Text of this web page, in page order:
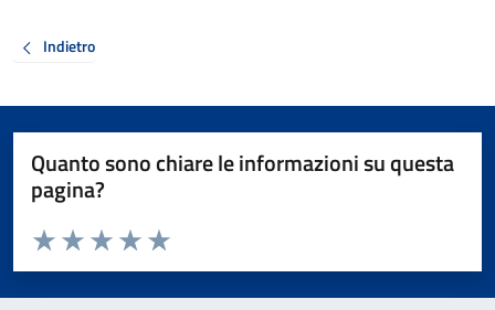
Indietro
Quanto sono chiare le informazioni su questa
pagina?
Valuta da 1 a 5 stelle la pagina
Valuta 5 stelle su 5
Valuta 4 stelle su 5
Valuta 3 stelle su 5
Valuta 2 stelle su 5
Valuta 1 stelle su 5